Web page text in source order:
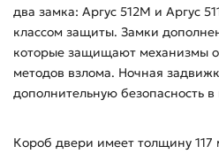
два замка: Аргус 512М и Аргус
классом защиты. Замки
которые защищают механизмы
методов взлома. Ночная
дополнительную безопасность
Короб двери имеет толщину